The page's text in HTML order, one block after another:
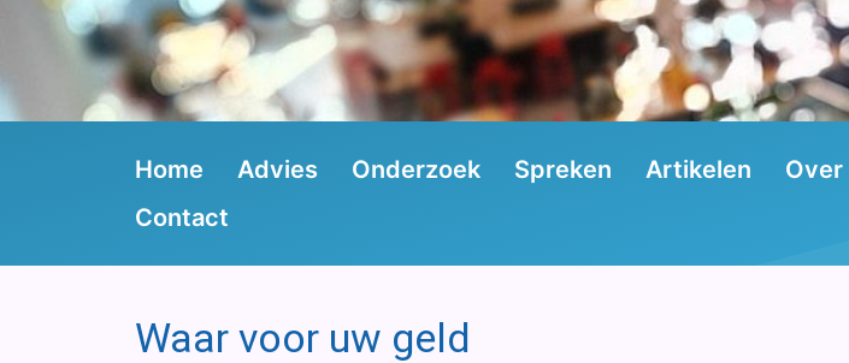
Home Advies Onderzoek Spreken Artikelen
Over
Contact
Waar voor uw geld